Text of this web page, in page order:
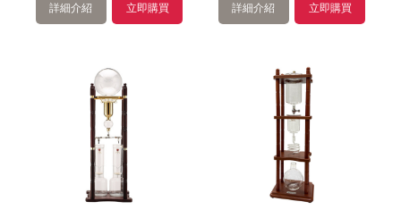
立即購買
詳細介紹 立即購買
詳細介紹